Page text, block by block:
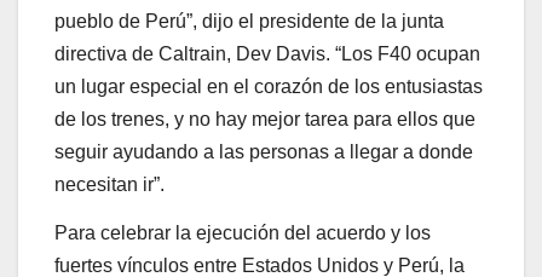
pueblo de Perú”, dijo el presidente de la junta
directiva de Caltrain, Dev Davis. “Los F40 ocupan
un lugar especial en el corazón de los entusiastas
de los trenes, y no hay mejor tarea para ellos que
seguir ayudando a las personas a llegar a donde
necesitan ir”.
Para celebrar la ejecución del acuerdo y los
fuertes vínculos entre Estados Unidos y Perú, la